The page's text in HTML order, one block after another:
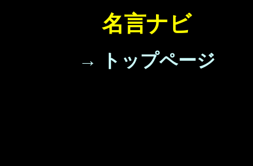
名言ナビ
→ トップページ